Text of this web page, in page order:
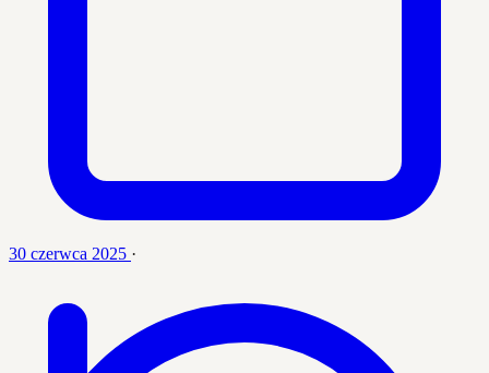
30 czerwca 2025 ·